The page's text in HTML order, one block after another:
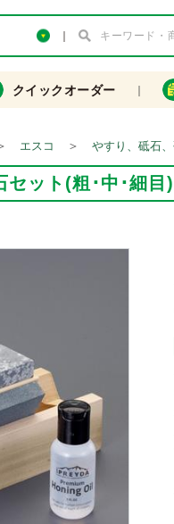
クイックオーダー
エスコ ＞ やすり、砥石
ット(粗･中･細目)